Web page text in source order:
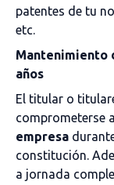
patentes de tu
etc.
Mantenimiento
años
El titular o
comprometerse a
empresa
constitución.
a jornada